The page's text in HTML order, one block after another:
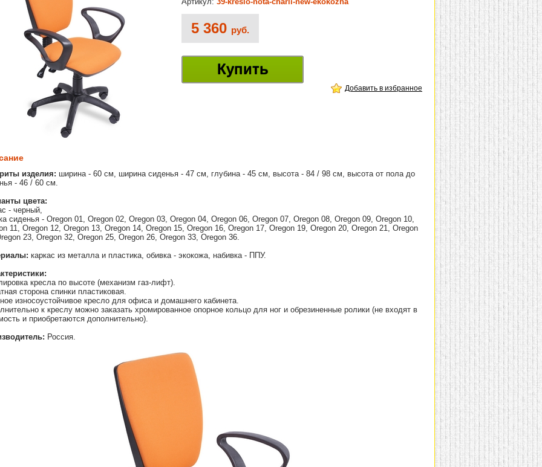
5 360 руб.
Купить
Добавить в избранное
изделия: ширина - 60 см, ширина сиденья - 47 см, глубина - 45 см, высота - 84 / 98 см, высота от пола до
- 46 / 60 см.
цвета:
- черный,
сиденья - Oregon 01, Oregon 02, Oregon 03, Oregon 04, Oregon 06, Oregon 07, Oregon 08, Oregon 09, Oregon 10,
11, Oregon 12, Oregon 13, Oregon 14, Oregon 15, Oregon 16, Oregon 17, Oregon 19, Oregon 20, Oregon 21, Oregon
23, Oregon 32, Oregon 25, Oregon 26, Oregon 33, Oregon 36.
каркас из металла и пластика, обивка - экокожа, набивка - ППУ.
кресла по высоте (механизм газ-лифт).
сторона спинки пластиковая.
износоустойчивое кресло для офиса и домашнего кабинета.
к креслу можно заказать хромированное опорное кольцо для ног и обрезиненные ролики (не входят в
и приобретаются дополнительно).
Россия.